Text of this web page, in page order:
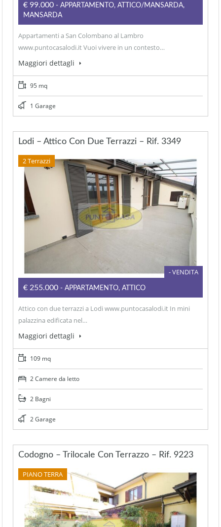
€99.000 - APPARTAMENTO, ATTICO/MANSARDA,
MANSARDA
Appartamenti a San Colombano al Lambro
www.puntocasalodi.it Vuoi vivere in un contesto…
Maggiori dettagli
95 mq
1 Garage
Lodi – Attico Con Due Terrazzi – Rif. 3349
2 Terrazzi
- VENDITA
€255.000 - APPARTAMENTO, ATTICO
Attico con due terrazzi a Lodi www.puntocasalodi.it In mini
palazzina edificata nel…
Maggiori dettagli
109 mq
2 Camere da letto
2 Bagni
2 Garage
Codogno – Trilocale Con Terrazzo – Rif. 9223
PIANO TERRA